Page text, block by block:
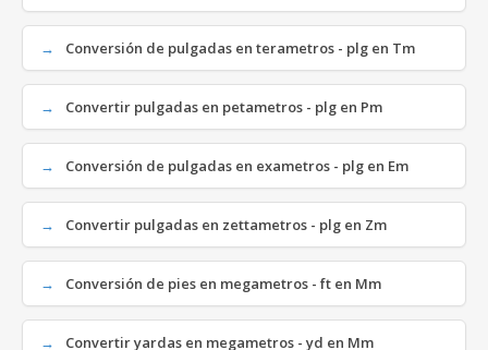
Conversión de pulgadas en terametros - plg en Tm
Convertir pulgadas en petametros - plg en Pm
Conversión de pulgadas en exametros - plg en Em
Convertir pulgadas en zettametros - plg en Zm
Conversión de pies en megametros - ft en Mm
Convertir yardas en megametros - yd en Mm